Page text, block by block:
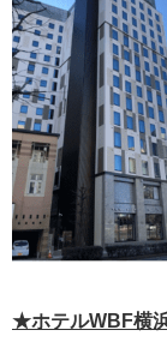
★ホテルWBF横